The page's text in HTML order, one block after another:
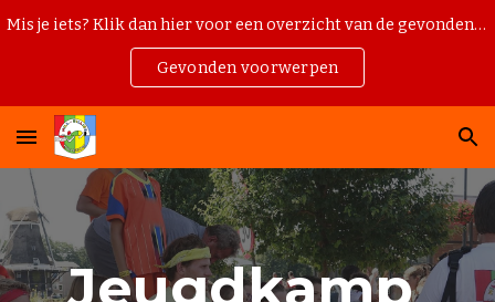
Mis je iets? Klik dan hier voor een overzicht van de gevonden voorwerpen van kamp 2026.
Gevonden voorwerpen
Jeugdkamp